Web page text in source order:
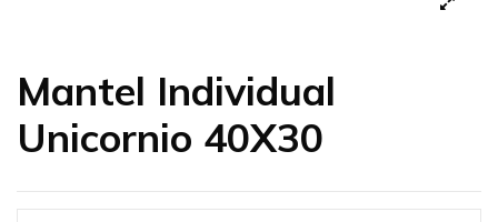
Mantel Individual
Unicornio 40X30